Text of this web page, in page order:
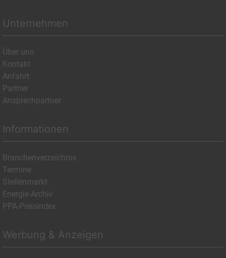
Unternehmen
Über uns
Kontakt
Anfahrt
Partner
Ansprechpartner
Informationen
Branchenverzeichnis
Termine
Stellenmarkt
Energie-Archiv
PPA-Preisindex
Werbung & Anzeigen